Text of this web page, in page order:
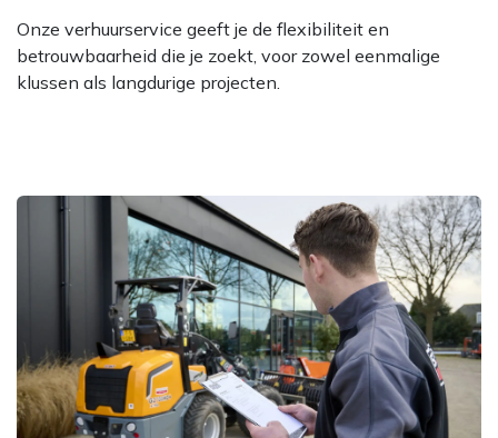
Onze verhuurservice geeft je de flexibiliteit en
betrouwbaarheid die je zoekt, voor zowel eenmalige
klussen als langdurige projecten.